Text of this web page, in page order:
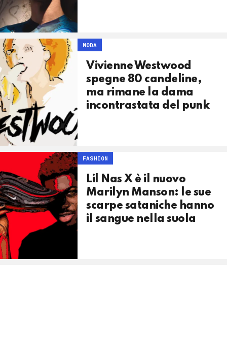
MODA
Vivienne Westwood
spegne 80 candeline,
ma rimane la dama
incontrastata del punk
FASHION
Lil Nas X è il nuovo
Marilyn Manson: le sue
scarpe sataniche hanno
il sangue nella suola